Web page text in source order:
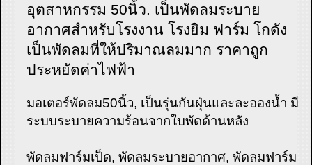
อุตสาหกรรม 50นิ้ว. เป็นพัดลมระบาย
อากาศสำหรับโรงงาน โรงยิม ฟาร์ม โกดัง
เป็นพัดลมที่ให้ปริมาณลมมาก ราคาถูก
ประหยัดค่าไฟฟ้า
มอเตอร์พัดลม50นิ้ว, เป็นรุ่นกันฝุ่นและละอองน้ำ มี
ระบบระบายความร้อนจากใบพัดด้านหลัง
พัดลมฟาร์มเป็ด, พัดลมระบายอากาศ, พัดลมฟาร์ม